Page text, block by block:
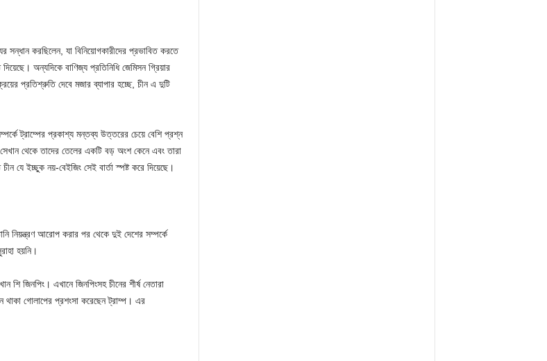
সন্ধান করছিলেন, যা বিনিয়োগকারীদের প্রভাবিত করতে
অন্যদিকে বাণিজ্য প্রতিনিধি জেমিসন গ্রিয়ার
প্রতিশ্রুতি দেবে মজার ব্যাপার হচ্ছে, চীন এ দুটি
ট্রাম্পের প্রকাশ্য মন্তব্য উত্তরের চেয়ে বেশি প্রশ্ন
থেকে তাদের তেলের একটি বড় অংশ কেনে এবং তারা
চীন যে ইচ্ছুক নয়-বেইজিং সেই বার্তা স্পষ্ট করে দিয়েছে।
নিয়ন্ত্রণ আরোপ করার পর থেকে দুই দেশের সম্পর্কে
হয়নি।
শি জিনপিং। এখানে জিনপিংসহ চীনের শীর্ষ নেতারা
থাকা গোলাপের প্রশংসা করেছেন ট্রাম্প। এর